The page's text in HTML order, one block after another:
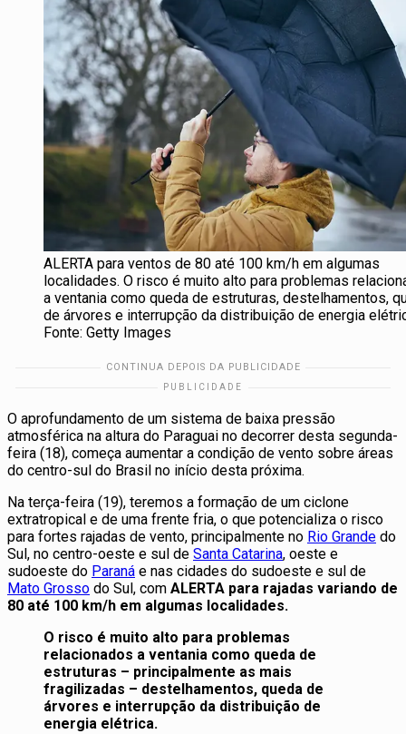
ALERTA para ventos de 80 até 100 km/h em algumas
localidades. O risco é muito alto para problemas
a ventania como queda de estruturas, destelhamentos,
de árvores e interrupção da distribuição de energia
Fonte: Getty Images
O aprofundamento de um sistema de baixa pressão
atmosférica na altura do Paraguai no decorrer desta segunda-
feira (18), começa aumentar a condição de vento sobre áreas
do centro-sul do Brasil no início desta próxima.
Na terça-feira (19), teremos a formação de um ciclone
extratropical e de uma frente fria, o que potencializa o risco
para fortes rajadas de vento, principalmente no Rio Grande do
Sul, no centro-oeste e sul de Santa Catarina, oeste e
sudoeste do Paraná e nas cidades do sudoeste e sul de
Mato Grosso do Sul, com ALERTA para rajadas variando de
80 até 100 km/h em algumas localidades.
O risco é muito alto para problemas
relacionados a ventania como queda de
estruturas – principalmente as mais
fragilizadas – destelhamentos, queda de
árvores e interrupção da distribuição de
energia elétrica.